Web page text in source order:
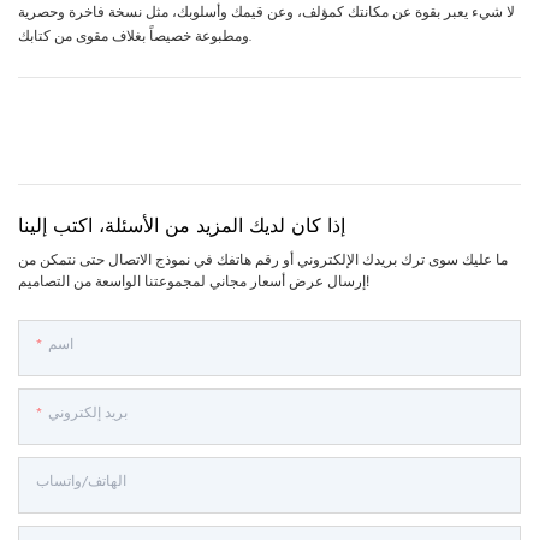
لا شيء يعبر بقوة عن مكانتك كمؤلف، وعن قيمك وأسلوبك، مثل نسخة فاخرة وحصرية
ومطبوعة خصيصاً بغلاف مقوى من كتابك.
إذا كان لديك المزيد من الأسئلة، اكتب إلينا
ما عليك سوى ترك بريدك الإلكتروني أو رقم هاتفك في نموذج الاتصال حتى نتمكن من
إرسال عرض أسعار مجاني لمجموعتنا الواسعة من التصاميم!
اسم
بريد إلكتروني
الهاتف/واتساب